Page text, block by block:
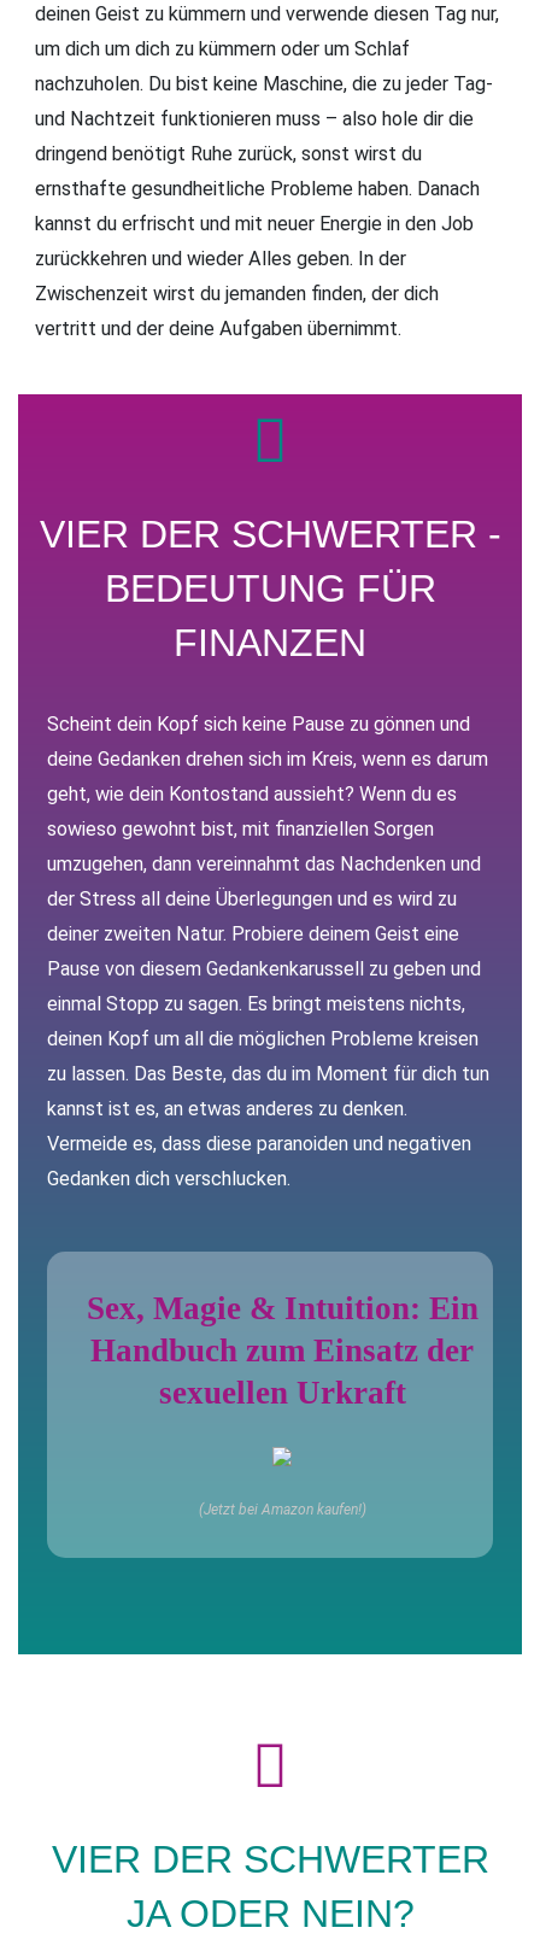
deinen Geist zu kümmern und verwende diesen Tag nur,
um dich um dich zu kümmern oder um Schlaf
nachzuholen. Du bist keine Maschine, die zu jeder Tag-
und Nachtzeit funktionieren muss – also hole dir die
dringend benötigt Ruhe zurück, sonst wirst du
ernsthafte gesundheitliche Probleme haben. Danach
kannst du erfrischt und mit neuer Energie in den Job
zurückkehren und wieder Alles geben. In der
Zwischenzeit wirst du jemanden finden, der dich
vertritt und der deine Aufgaben übernimmt.
VIER DER SCHWERTER -
BEDEUTUNG FÜR
FINANZEN
Scheint dein Kopf sich keine Pause zu gönnen und
deine Gedanken drehen sich im Kreis, wenn es darum
geht, wie dein Kontostand aussieht? Wenn du es
sowieso gewohnt bist, mit finanziellen Sorgen
umzugehen, dann vereinnahmt das Nachdenken und
der Stress all deine Überlegungen und es wird zu
deiner zweiten Natur. Probiere deinem Geist eine
Pause von diesem Gedankenkarussell zu geben und
einmal Stopp zu sagen. Es bringt meistens nichts,
deinen Kopf um all die möglichen Probleme kreisen
zu lassen. Das Beste, das du im Moment für dich tun
kannst ist es, an etwas anderes zu denken.
Vermeide es, dass diese paranoiden und negativen
Gedanken dich verschlucken.
Sex, Magie & Intuition: Ein
Handbuch zum Einsatz der
sexuellen Urkraft
(Jetzt bei Amazon kaufen!)
VIER DER SCHWERTER
JA ODER NEIN?